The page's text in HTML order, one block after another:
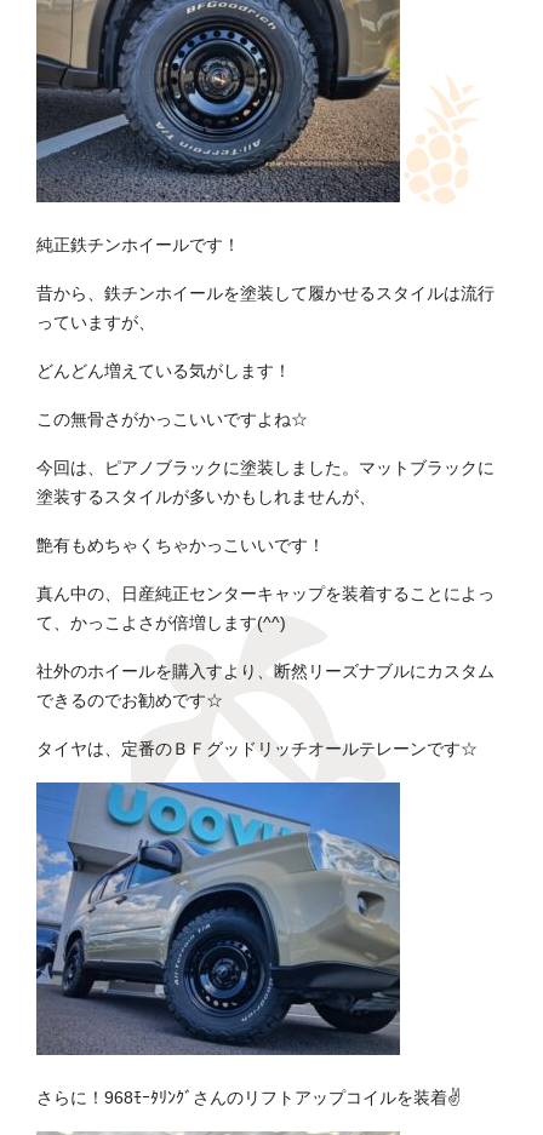
純正鉄チンホイールです！
昔から、鉄チンホイールを塗装して履かせるスタイルは流行
っていますが、
どんどん増えている気がします！
この無骨さがかっこいいですよね☆
今回は、ピアノブラックに塗装しました。マットブラックに
塗装するスタイルが多いかもしれませんが、
艶有もめちゃくちゃかっこいいです！
真ん中の、日産純正センターキャップを装着することによっ
て、かっこよさが倍増します(^^)
社外のホイールを購入すより、断然リーズナブルにカスタム
できるのでお勧めです☆
タイヤは、定番のＢＦグッドリッチオールテレーンです☆
さらに！968ﾓｰﾀﾘﾝｸﾞさんのリフトアップコイルを装着✌